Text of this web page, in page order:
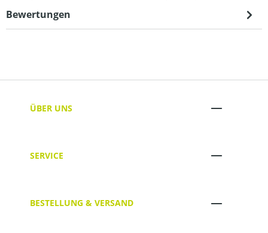
Bewertungen
ÜBER UNS
SERVICE
BESTELLUNG & VERSAND